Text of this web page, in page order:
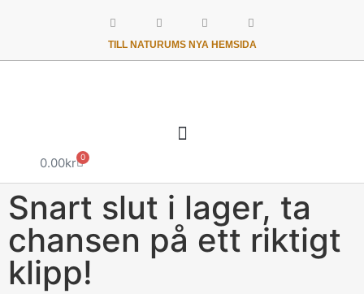
TILL NATURUMS NYA HEMSIDA
0.00kr 0
Snart slut i lager, ta
chansen på ett riktigt
klipp!